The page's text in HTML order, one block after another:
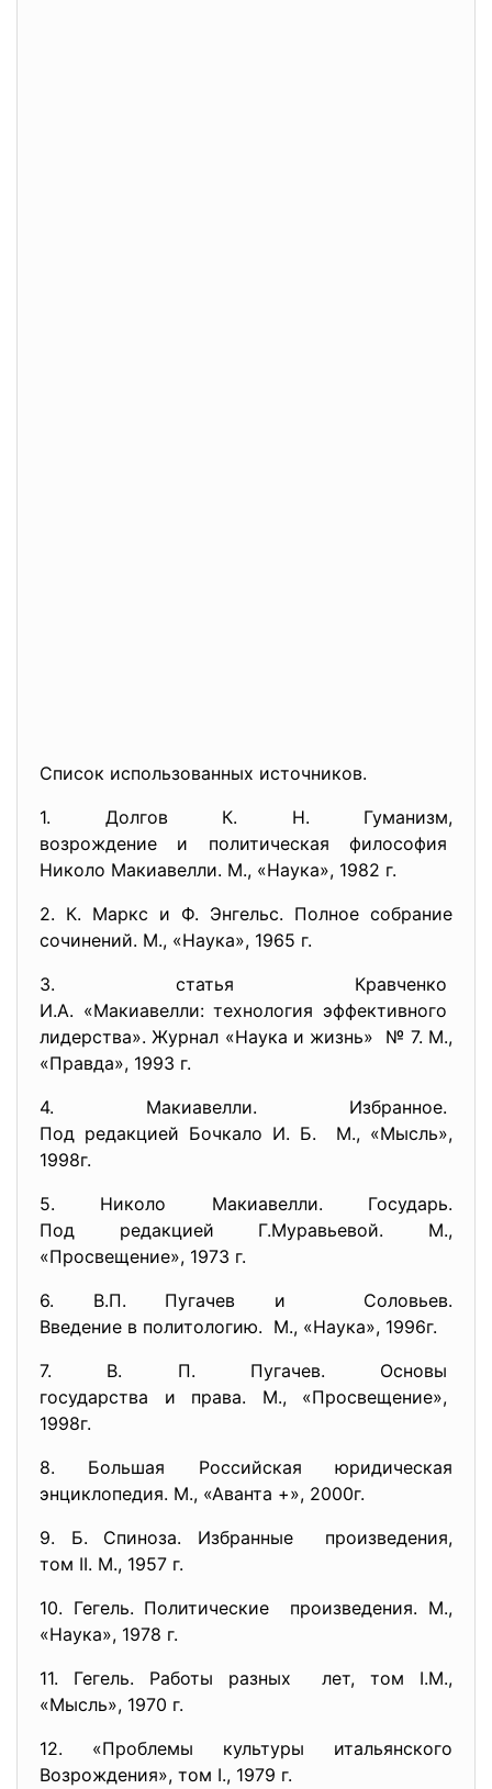
Список использованных источников.
1. Долгов К. Н. Гуманизм,
возрождение и политическая философия
Николо Макиавелли. М., «Наука», 1982 г.
2. К. Маркс и Ф. Энгельс. Полное собрание
сочинений. М., «Наука», 1965 г.
3. статья Кравченко
И.А. «Макиавелли: технология эффективного
лидерства». Журнал «Наука и жизнь» № 7. М.,
«Правда», 1993 г.
4. Макиавелли. Избранное.
Под редакцией Бочкало И. Б. М., «Мысль»,
1998г.
5. Николо Макиавелли. Государь.
Под редакцией Г.Муравьевой. М.,
«Просвещение», 1973 г.
6. В.П. Пугачев и Соловьев.
Введение в политологию. М., «Наука», 1996г.
7. В. П. Пугачев. Основы
государства и права. М., «Просвещение»,
1998г.
8. Большая Российская юридическая
энциклопедия. М., «Аванта +», 2000г.
9. Б. Спиноза. Избранные произведения,
том II. М., 1957 г.
10. Гегель. Политические произведения. М.,
«Наука», 1978 г.
11. Гегель. Работы разных лет, том I.М.,
«Мысль», 1970 г.
12. «Проблемы культуры итальянского
Возрождения», том I., 1979 г.